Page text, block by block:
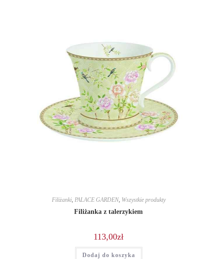
Filiżanki, PALACE GARDEN, Wszystkie produkty
Filiżanka z talerzykiem
113,00zł
Dodaj do koszyka